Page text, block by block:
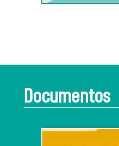
Documentos